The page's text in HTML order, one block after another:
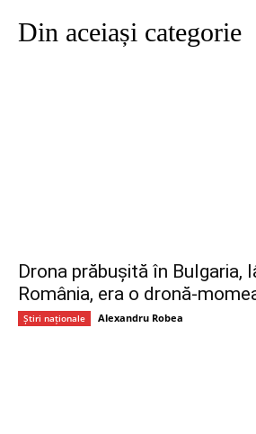
Din aceiași categorie
Drona prăbușită în Bulgaria,
România, era o dronă-
Știri naționale Alexandru Robea